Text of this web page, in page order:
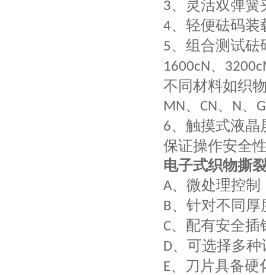
3、灵活双弹簧
4、轻便砝码装
5、组合测试砝
1600cN、
不同材料如织
MN、 CN、 N、 G
6、触摸式液晶
保证操作安全
电子式织物撕
A、微处理控制
B、针对不同
C、配有安全插
D、可选择多
E、刀片具备硬